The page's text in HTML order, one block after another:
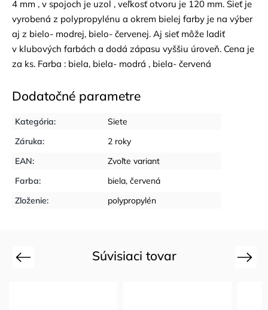
4 mm , v spojoch je uzol , veľkosť otvoru je 120 mm. Sieť je
vyrobená z polypropylénu a okrem bielej farby je na výber
aj z bielo- modrej, bielo- červenej. Aj sieť môže ladiť
v klubových farbách a dodá zápasu vyššiu úroveň. Cena je
za ks. Farba : biela, biela- modrá , biela- červená
Dodatočné parametre
Kategória:
Siete
Záruka:
2 roky
EAN:
Zvoľte variant
Farba:
biela, červená
Zloženie: polypropylén
Súvisiaci tovar
Previous Next